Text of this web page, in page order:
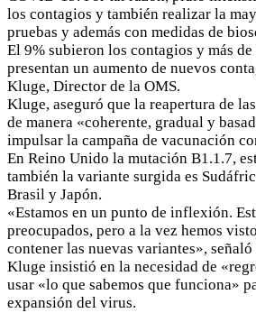
los contagios y también realizar la
pruebas y además con medidas de
El 9% subieron los contagios y más
presentan un aumento de nuevos
Kluge, Director de la OMS.
Kluge, aseguró que la reapertura de
de manera «coherente, gradual y
impulsar la campaña de vacunación
En Reino Unido la mutación B1.1.7,
también la variante surgida es
Brasil y Japón.
«Estamos en un punto de inflexión.
preocupados, pero a la vez hemos
contener las nuevas variantes»,
Kluge insistió en la necesidad de
usar «lo que sabemos que funciona»
expansión del virus.